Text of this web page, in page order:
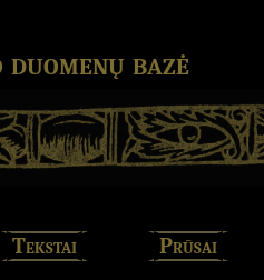
bazė
Tekstai Prūsai